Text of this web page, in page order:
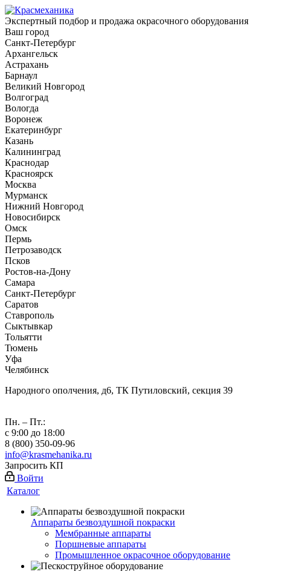
Экспертный подбор и продажа окрасочного оборудования
Ваш город
Санкт-Петербург
Архангельск
Астрахань
Барнаул
Великий Новгород
Волгоград
Вологда
Воронеж
Екатеринбург
Казань
Калининград
Краснодар
Красноярск
Москва
Мурманск
Нижний Новгород
Новосибирск
Омск
Пермь
Петрозаводск
Псков
Ростов-на-Дону
Самара
Санкт-Петербург
Саратов
Ставрополь
Сыктывкар
Тольятти
Тюмень
Уфа
Челябинск
Народного ополчения, д6, ТК Путиловский, секция 39
Пн. – Пт.:
с 9:00 до 18:00
8 (800) 350-09-96
info@krasmehanika.ru
Запросить КП
Войти
Каталог
Аппараты безвоздушной покраски
Мембранные аппараты
Поршневые аппараты
Промышленное окрасочное оборудование